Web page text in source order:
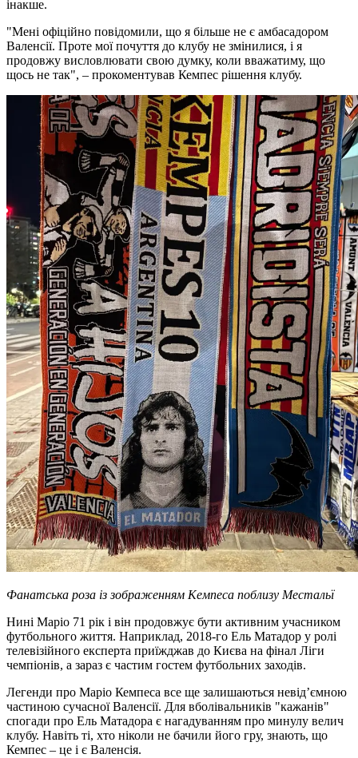
інакше.
"Мені офіційно повідомили, що я більше не є амбасадором
Валенсії. Проте мої почуття до клубу не змінилися, і я
продовжу висловлювати свою думку, коли вважатиму, що
щось не так", – прокоментував Кемпес рішення клубу.
Фанатська роза із зображенням Кемпеса поблизу Местальї
Нині Маріо 71 рік і він продовжує бути активним учасником
футбольного життя. Наприклад, 2018-го Ель Матадор у ролі
телевізійного експерта приїжджав до Києва на фінал Ліги
чемпіонів, а зараз є частим гостем футбольних заходів.
Легенди про Маріо Кемпеса все ще залишаються невід’ємною
частиною сучасної Валенсії. Для вболівальників "кажанів"
спогади про Ель Матадора є нагадуванням про минулу велич
клубу. Навіть ті, хто ніколи не бачили його гру, знають, що
Кемпес – це і є Валенсія.